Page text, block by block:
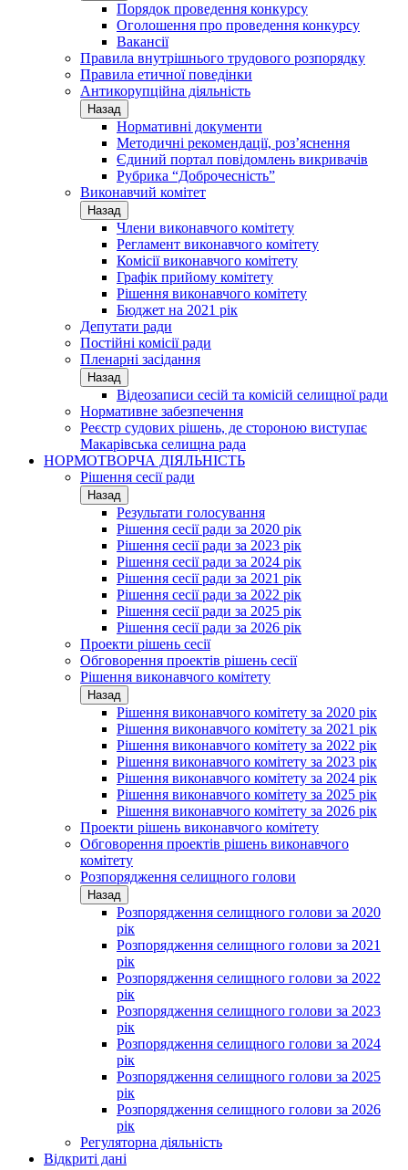
Порядок проведення конкурсу
Оголошення про проведення конкурсу
Вакансії
Правила внутрішнього трудового розпорядку
Правила етичної поведінки
Антикорупційна діяльність
Назад
Нормативні документи
Методичні рекомендації, роз’яснення
Єдиний портал повідомлень викривачів
Рубрика “Доброчесність”
Виконавчий комітет
Назад
Члени виконавчого комітету
Регламент виконавчого комітету
Комісії виконавчого комітету
Графік прийому комітету
Рішення виконавчого комітету
Бюджет на 2021 рік
Депутати ради
Постійні комісії ради
Пленарні засідання
Назад
Відеозаписи сесій та комісій селищної ради
Нормативне забезпечення
Реєстр судових рішень, де стороною виступає
Макарівська селищна рада
НОРМОТВОРЧА ДІЯЛЬНІСТЬ
Рішення сесії ради
Назад
Результати голосування
Рішення сесії ради за 2020 рік
Рішення сесії ради за 2023 рік
Рішення сесії ради за 2024 рік
Рішення сесії ради за 2021 рік
Рішення сесії ради за 2022 рік
Рішення сесії ради за 2025 рік
Рішення сесії ради за 2026 рік
Проекти рішень сесії
Обговорення проектів рішень сесії
Рішення виконавчого комітету
Назад
Рішення виконавчого комітету за 2020 рік
Рішення виконавчого комітету за 2021 рік
Рішення виконавчого комітету за 2022 рік
Рішення виконавчого комітету за 2023 рік
Рішення виконавчого комітету за 2024 рік
Рішення виконавчого комітету за 2025 рік
Рішення виконавчого комітету за 2026 рік
Проекти рішень виконавчого комітету
Обговорення проектів рішень виконавчого
комітету
Розпорядження селищного голови
Назад
Розпорядження селищного голови за 2020
рік
Розпорядження селищного голови за 2021
рік
Розпорядження селищного голови за 2022
рік
Розпорядження селищного голови за 2023
рік
Розпорядження селищного голови за 2024
рік
Розпорядження селищного голови за 2025
рік
Розпорядження селищного голови за 2026
рік
Регуляторна діяльність
Відкриті дані